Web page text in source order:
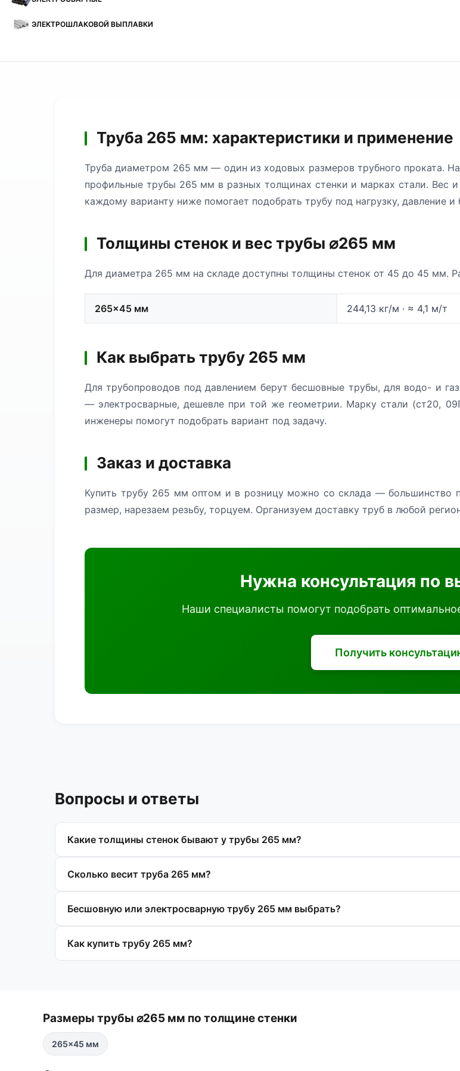
ЭЛЕКТРОШЛАКОВОЙ ВЫПЛАВКИ
Труба 265 мм: характеристики и применение
Труба диаметром 265 мм — один из ходовых размеров трубного проката.
профильные трубы 265 мм в разных толщинах стенки и марках стали. Вес
каждому варианту ниже помогает подобрать трубу под нагрузку, давление
Толщины стенок и вес трубы ⌀265 мм
Для диаметра 265 мм на складе доступны толщины стенок от 45 до 45 мм.
265×45 мм 244,13 кг/м · ≈ 4,1 м/т
Как выбрать трубу 265 мм
Для трубопроводов под давлением берут бесшовные трубы, для водо- и
— электросварные, дешевле при той же геометрии. Марку стали (ст20,
инженеры помогут подобрать вариант под задачу.
Заказ и доставка
Купить трубу 265 мм оптом и в розницу можно со склада — большинство
размер, нарезаем резьбу, торцуем. Организуем доставку труб в любой
Нужна консультация по
Наши специалисты помогут подобрать
Получить
Вопросы и ответы
Какие толщины стенок бывают у трубы 265 мм?
Сколько весит труба 265 мм?
Бесшовную или электросварную трубу 265 мм выбрать?
Как купить трубу 265 мм?
Размеры трубы ⌀265 мм по толщине стенки
265×45 мм